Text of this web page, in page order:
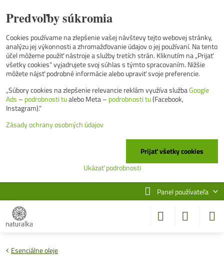
Panel používateľa
Esenciálne oleje
Predvoľby súkromia
Cookies používame na zlepšenie vašej návštevy tejto webovej stránky,
analýzu jej výkonnosti a zhromažďovanie údajov o jej používaní. Na tento
účel môžeme použiť nástroje a služby tretích strán. Kliknutím na „Prijať
všetky cookies“ vyjadrujete svoj súhlas s týmto spracovaním. Nižšie
môžete nájsť podrobné informácie alebo upraviť svoje preferencie.
„Súbory cookies na zlepšenie relevancie reklám využíva službaGoogle
Ads – podrobnosti tualebo Meta – podrobnosti tu(Facebook,
Instagram)."
Zásady ochrany osobných údajov
Ukázať podrobnosti
Prijať všetky cookies